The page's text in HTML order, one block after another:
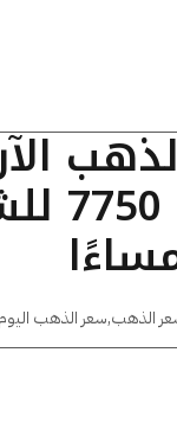
عيار
الذهب,سعر الذهب اليوم